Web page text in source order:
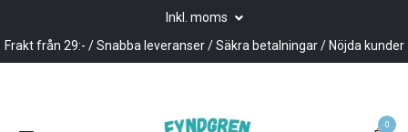
Inkl. moms
Frakt från 29:- / Snabba leveranser / Säkra betalningar / Nöjda kunder
0